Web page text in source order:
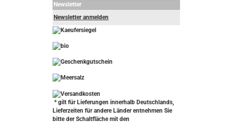
Newsletter
Newsletter anmelden
* gilt für Lieferungen innerhalb Deutschlands,
Lieferzeiten für andere Länder entnehmen Sie
bitte der Schaltfläche mit den